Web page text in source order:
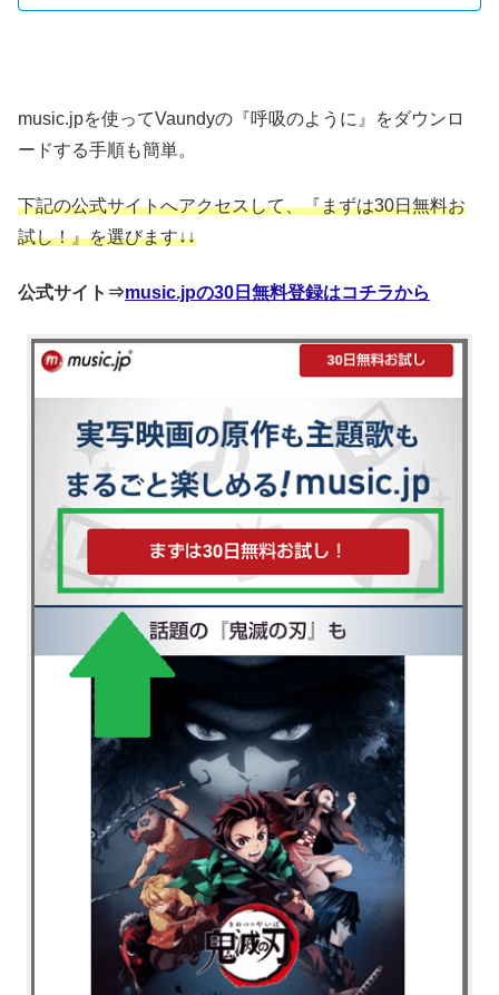
music.jpを使ってVaundyの『呼吸のように』をダウンロ
ードする手順も簡単。
下記の公式サイトへアクセスして、『まずは30日無料お
試し！』を選びます↓↓
公式サイト⇒music.jpの30日無料登録はコチラから